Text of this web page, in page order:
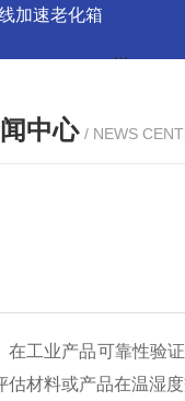
加速老化箱
中心 / NEWS
业产品可靠性验证
估材料或产品在温湿